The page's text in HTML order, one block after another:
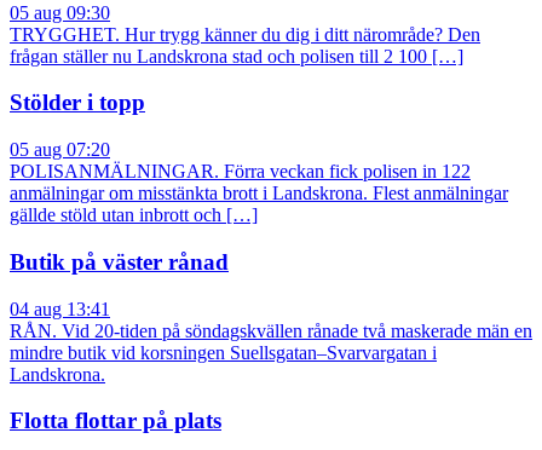
05 aug 09:30
TRYGGHET. Hur trygg känner du dig i ditt närområde? Den
frågan ställer nu Landskrona stad och polisen till 2 100 […]
Stölder i topp
05 aug 07:20
POLISANMÄLNINGAR. Förra veckan fick polisen in 122
anmälningar om misstänkta brott i Landskrona. Flest anmälningar
gällde stöld utan inbrott och […]
Butik på väster rånad
04 aug 13:41
RÅN. Vid 20-tiden på söndagskvällen rånade två maskerade män en
mindre butik vid korsningen Suellsgatan–Svarvargatan i
Landskrona.
Flotta flottar på plats